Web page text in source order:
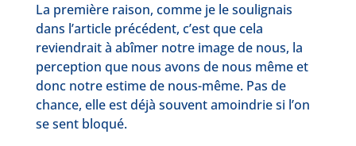
La première raison, comme je le soulignais
dans l’article précédent, c’est que cela
reviendrait à abîmer notre image de nous, la
perception que nous avons de nous même et
donc notre estime de nous-même. Pas de
chance, elle est déjà souvent amoindrie si l’on
se sent bloqué.